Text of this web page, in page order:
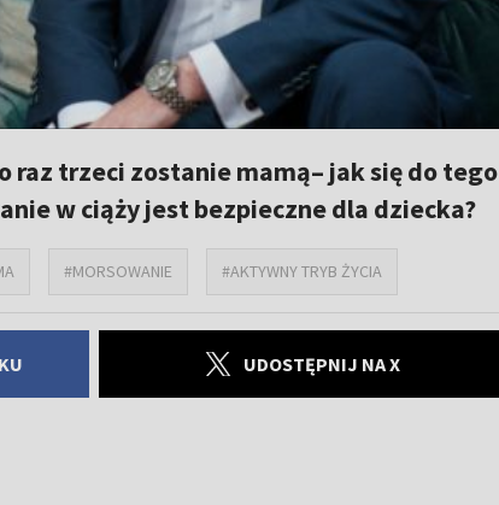
raz trzeci zostanie mamą– jak się do tego
w ciąży jest bezpieczne dla dziecka?
#MORSOWANIE #AKTYWNY TRYB ŻYCIA
UDOSTĘPNIJ NA X